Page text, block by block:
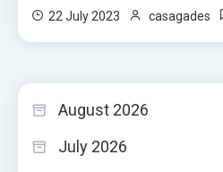
22 July 2023 casagades
August 2026
July 2026